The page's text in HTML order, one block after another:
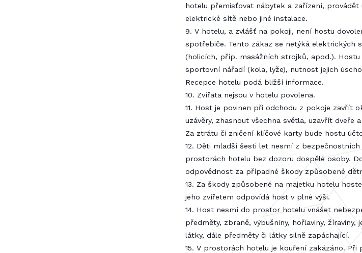
hotelu přemisťovat nábytek a zařízení, provádět
elektrické sítě nebo jiné instalace.
9. V hotelu, a zvlášť na pokoji, není hostu
spotřebiče. Tento zákaz se netýká elektrických
(holicích, příp. masážních strojků, apod.).
sportovní nářadí (kola, lyže), nutnost jejich
Recepce hotelu podá bližší informace.
10. Zvířata nejsou v hotelu povolena.
11. Host je povinen při odchodu z pokoje zavřít
uzávěry, zhasnout všechna světla, uzavřít dveře
Za ztrátu či zničení klíčové karty bude hostu
12. Děti mladší šesti let nesmí z
prostorách hotelu bez dozoru dospělé osoby.
odpovědnost za případné škody způsobené
13. Za škody způsobené na majetku hotelu
jeho zvířetem odpovídá host v plné výši.
14. Host nesmí do prostor hotelu vnášet
předměty, zbraně, výbušniny, hořlaviny,
látky, dále předměty či látky silně zapáchající.
15. V prostorách hotelu je kouření zakázáno. Při